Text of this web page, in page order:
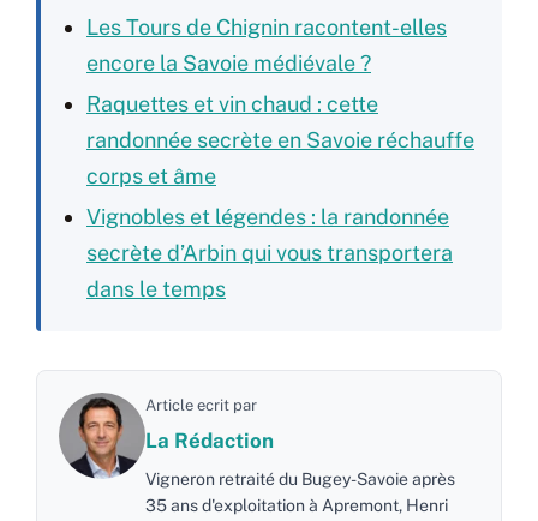
Les Tours de Chignin racontent-elles
encore la Savoie médiévale ?
Raquettes et vin chaud : cette
randonnée secrète en Savoie réchauffe
corps et âme
Vignobles et légendes : la randonnée
secrète d’Arbin qui vous transportera
dans le temps
Article ecrit par
La Rédaction
Vigneron retraité du Bugey-Savoie après
35 ans d'exploitation à Apremont, Henri